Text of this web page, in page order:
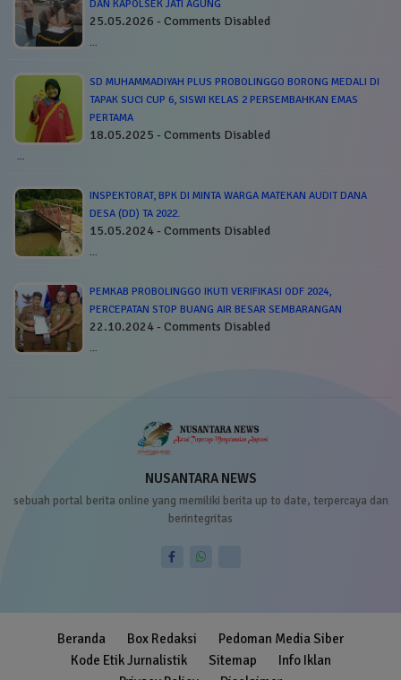
DAN KAPOLSEK JATI AGUNG
25.05.2026 - Comments Disabled
…
SD MUHAMMADIYAH PLUS PROBOLINGGO BORONG MEDALI DI
TAPAK SUCI CUP 6, SISWI KELAS 2 PERSEMBAHKAN EMAS
PERTAMA
18.05.2025 - Comments Disabled
…
INSPEKTORAT, BPK DI MINTA WARGA MATEKAN AUDIT DANA
DESA (DD) TA 2022.
15.05.2024 - Comments Disabled
…
PEMKAB PROBOLINGGO IKUTI VERIFIKASI ODF 2024,
PERCEPATAN STOP BUANG AIR BESAR SEMBARANGAN
22.10.2024 - Comments Disabled
…
NUSANTARA NEWS
sebuah portal berita online yang memiliki berita up to date, terpercaya dan
berintegritas
Beranda Box Redaksi
Pedoman Media Siber
Kode Etik Jurnalistik
Sitemap
Info Iklan